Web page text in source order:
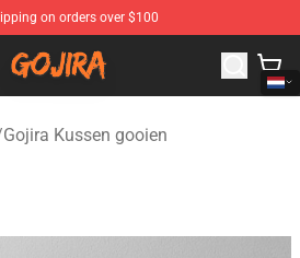
on orders over $100
Gojira Merchandise Store
Gojira Kussen gooien